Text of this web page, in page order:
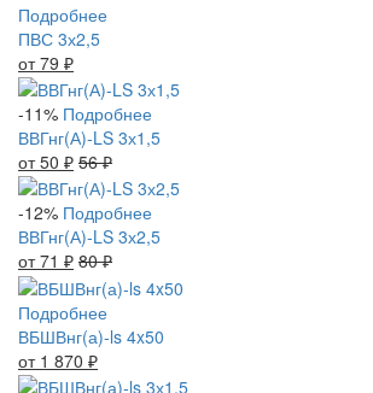
Подробнее
ПВС 3х2,5
от 79 ₽
-11% Подробнее
ВВГнг(А)-LS 3х1,5
от 50 ₽ 56₽
-12% Подробнее
ВВГнг(А)-LS 3х2,5
от 71 ₽ 80₽
Подробнее
ВБШВнг(а)-ls 4x50
от 1 870 ₽